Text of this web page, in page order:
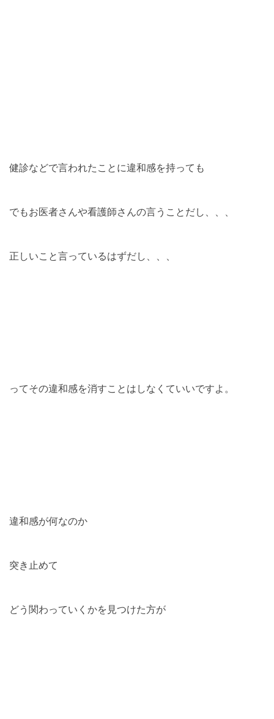
健診などで言われたことに違和感を持っても
でもお医者さんや看護師さんの言うことだし、、、
正しいこと言っているはずだし、、、
ってその違和感を消すことはしなくていいですよ。
違和感が何なのか
突き止めて
どう関わっていくかを見つけた方が